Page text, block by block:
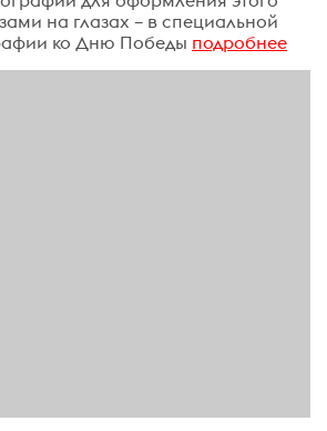
на глазах – в специальной
ко Дню Победы подробнее